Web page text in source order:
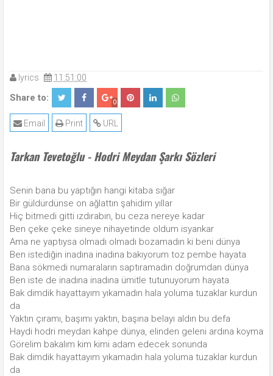
lyrics 11:51:00
Share to: 0
URL
Print
Email
Tarkan Tevetoğlu - Hodri Meydan Şarkı Sözleri
Senin bana bu yaptığın hangi kitaba sığar
Bir güldürdünse on ağlattın şahidim yıllar
Hiç bitmedi gitti ızdırabın, bu ceza nereye kadar
Ben çeke çeke sineye nihayetinde oldum isyankar
Ama ne yaptıysa olmadı olmadı bozamadın ki beni dünya
Ben istediğin inadına inadına bakıyorum toz pembe hayata
Bana sökmedi numaraların saptıramadın doğrumdan dünya
Ben iste de inadına inadına ümitle tutunuyorum hayata
Bak dimdik hayattayım yıkamadın hala yoluma tuzaklar kurdun
da
Yaktın çıramı, başımı yaktın, başına belayı aldın bu defa
Haydi hodri meydan kahpe dünya, elinden geleni ardına koyma
Görelim bakalım kim kimi adam edecek sonunda
Bak dimdik hayattayım yıkamadın hala yoluma tuzaklar kurdun
da